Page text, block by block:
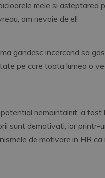
mele si asteptarea
am nevoie de el!
gandesc incercand sa
pe care toata lumea o
nemaintalnit, a fost
sunt demotivati, iar printr-
de motivare in HR ca